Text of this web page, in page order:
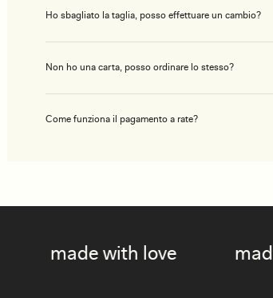
Ho sbagliato la taglia, posso effettuare un cambio?
Non ho una carta, posso ordinare lo stesso?
Come funziona il pagamento a rate?
with love made with